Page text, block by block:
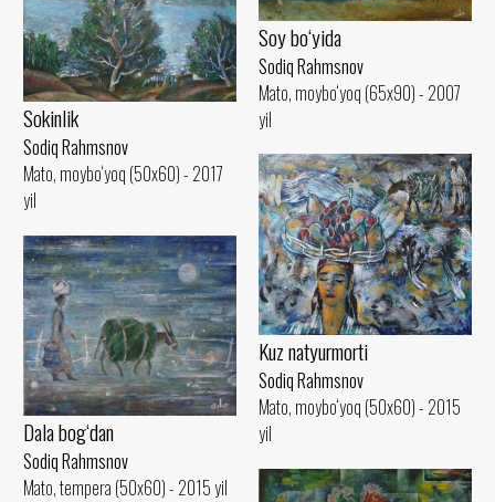
Soy bo‘yida
Sodiq Rahmsnov
Mato, moybo‘yoq (65x90) - 2007
yil
Sokinlik
Sodiq Rahmsnov
Mato, moybo‘yoq (50x60) - 2017
yil
Kuz natyurmorti
Sodiq Rahmsnov
Mato, moybo‘yoq (50x60) - 2015
yil
Dala bog‘dan
Sodiq Rahmsnov
Mato, tempera (50x60) - 2015 yil